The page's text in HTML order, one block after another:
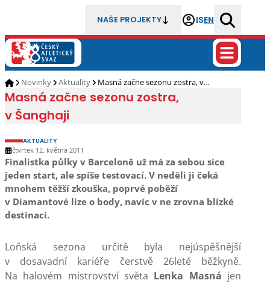
NAŠE PROJEKTY ISEN
Novinky Aktuality Masná začne sezonu zostra, v…
Masná začne sezonu zostra,
v Šanghaji
AKTUALITY
čtvrtek 12. května 2011
Finalistka půlky v Barceloně už má za sebou sice
jeden start, ale spíše testovací. V neděli ji čeká
mnohem těžší zkouška, poprvé poběží
v Diamantové lize o body, navíc v ne zrovna blízké
destinaci.
Loňská sezona určitě byla nejúspěšnější
v dosavadní kariéře čerstvě 26leté běžkyně.
Na halovém mistrovství světa Lenka Masná jen